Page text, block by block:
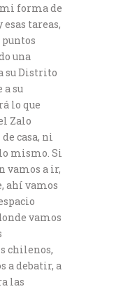
mi forma de
tareas,
puntos
una
su Distrito
a su
lo que
Zalo
casa, ni
mismo. Si
vamos a ir,
ahí vamos
vamos
chilenos,
a debatir, a
las